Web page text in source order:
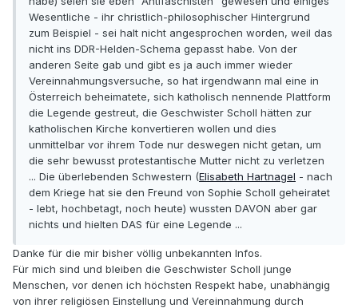
Wesentliche - ihr christlich-philosophischer Hintergrund
zum Beispiel - sei halt nicht angesprochen worden, weil das
nicht ins DDR-Helden-Schema gepasst habe. Von der
anderen Seite gab und gibt es ja auch immer wieder
Vereinnahmungsversuche, so hat irgendwann mal eine in
Österreich beheimatete, sich katholisch nennende Plattform
die Legende gestreut, die Geschwister Scholl hätten zur
katholischen Kirche konvertieren wollen und dies
unmittelbar vor ihrem Tode nur deswegen nicht getan, um
die sehr bewusst protestantische Mutter nicht zu verletzen
... Die überlebenden Schwestern (Elisabeth Hartnagel - nach
dem Kriege hat sie den Freund von Sophie Scholl geheiratet
- lebt, hochbetagt, noch heute) wussten DAVON aber gar
nichts und hielten DAS für eine Legende ...
Danke für die mir bisher völlig unbekannten Infos.
Für mich sind und bleiben die Geschwister Scholl junge
Menschen, vor denen ich höchsten Respekt habe, unabhängig
von ihrer religiösen Einstellung und Vereinnahmung durch